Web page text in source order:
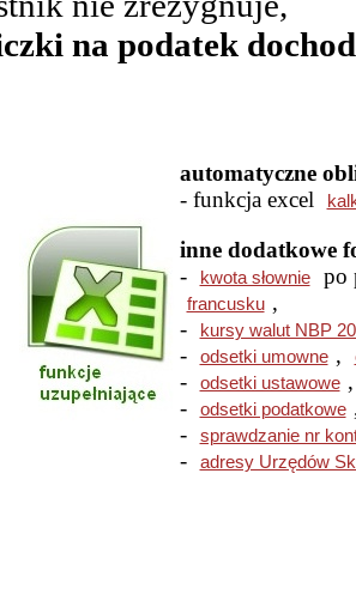
na podatek
automatyczne
- funkcja excel
inne dodatkowe
-
kwota słownie po
francusku ,
-
kursy walut NBP
- odsetki umowne ,
- odsetki ustawowe
-
odsetki podatkowe
-
sprawdzanie nr
- adresy Urzędów